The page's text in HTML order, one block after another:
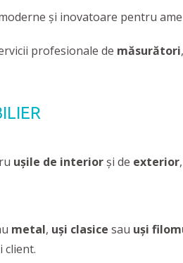
şi inovatoare pentru
profesionale de măsurători,
ușile de interior și de exterior
metal, uşi clasice sau uşi
client.